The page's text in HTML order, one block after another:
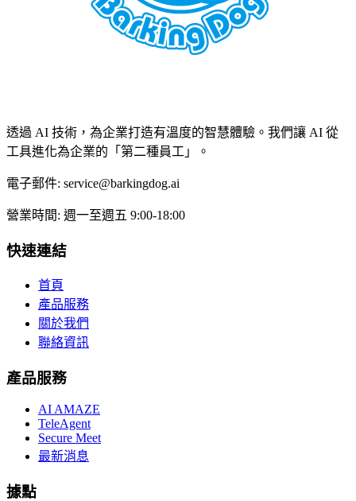
透過 AI 技術，為企業打造有溫度的智慧體驗。我們讓 AI 從
工具進化為企業的「第二種員工」。
電子郵件: service@barkingdog.ai
營業時間: 週一至週五 9:00-18:00
快速連結
首頁
產品服務
關於我們
聯絡資訊
產品服務
AI AMAZE
TeleAgent
Secure Meet
最新消息
據點